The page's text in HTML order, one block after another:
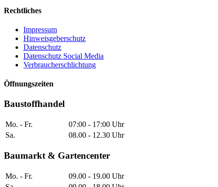
Rechtliches
Impressum
Hinweisgeberschutz
Datenschutz
Datenschutz Social Media
Verbraucherschlichtung
Öffnungszeiten
Baustoffhandel
Mo. - Fr.
07:00 - 17:00 Uhr
Sa.
08.00 - 12.30 Uhr
Baumarkt & Gartencenter
Mo. - Fr.
09.00 - 19.00 Uhr